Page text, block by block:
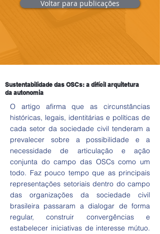
Voltar para publicações
Sustentabilidade das OSCs: a difícil arquitetura
da autonomia
O artigo afirma que as circunstâncias
históricas, legais, identitárias e políticas de
cada setor da sociedade civil tenderam a
prevalecer sobre a possibilidade e a
necessidade de articulação e ação
conjunta do campo das OSCs como um
todo. Faz pouco tempo que as principais
representações setoriais dentro do campo
das organizações da sociedade civil
brasileira passaram a dialogar de forma
regular, construir convergências e
estabelecer iniciativas de interesse mútuo.